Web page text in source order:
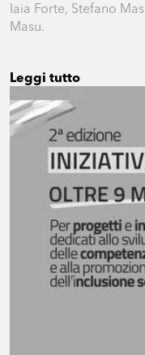
Iaia Forte, Stefano
Masu.
Leggi tutto